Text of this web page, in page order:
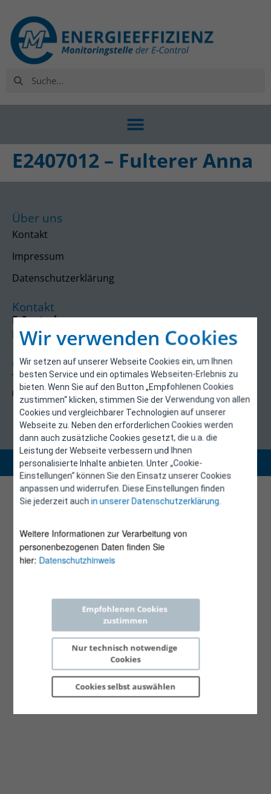
Wir verwenden Cookies
Wir setzen auf unserer Webseite Cookies ein, um Ihnen
besten Service und ein optimales Webseiten-Erlebnis zu
bieten. Wenn Sie auf den Button „Empfohlenen Cookies
zustimmen“ klicken, stimmen Sie der Verwendung von allen
Cookies und vergleichbarer Technologien auf unserer
Webseite zu. Neben den erforderlichen Cookies werden
dann auch zusätzliche Cookies gesetzt, die u.a. die
Leistung der Webseite verbessern und Ihnen
personalisierte Inhalte anbieten. Unter „Cookie-
Einstellungen“ können Sie den Einsatz unserer Cookies
anpassen und widerrufen. Diese Einstellungen finden
Sie jederzeit auchin unserer Datenschutzerklärung.
Weitere Informationen zur Verarbeitung von
personenbezogenen Daten finden Sie
hier: Datenschutzhinweis
Empfohlenen Cookies
zustimmen
Nur technisch notwendige
Cookies
Cookies selbst auswählen
E2407012 – Fulterer Anna
Über uns
Kontakt
Impressum
Datenschutzerklärung
Kontakt
E-Control
Rudolfsplatz 13a
1010 Wien
energieeffizienz@e-control.at
Tel +43 1 5324724
(Mo, Mi-Fr 09:30-12:30 Uhr)
Copyright 2026 © E-Control